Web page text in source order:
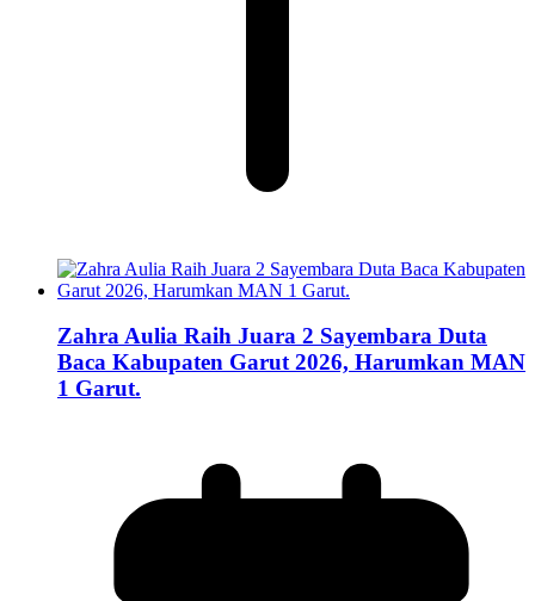
Zahra Aulia Raih Juara 2 Sayembara Duta
Baca Kabupaten Garut 2026, Harumkan MAN
1 Garut.